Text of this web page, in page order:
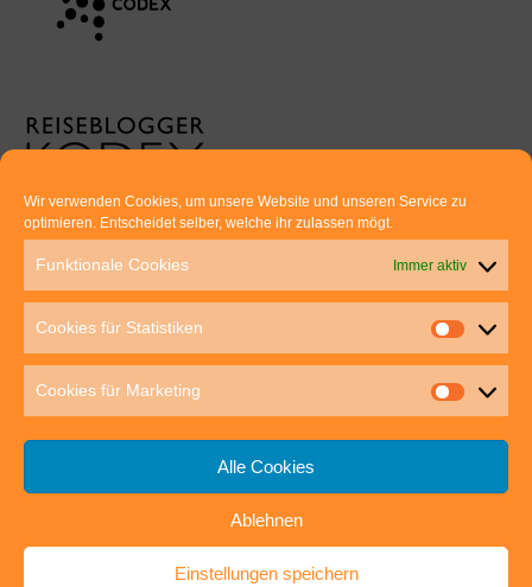
Wir verwenden Cookies, um unsere Website und unseren Service zu
optimieren. Entscheidet selber, welche ihr zulassen mögt.
Funktionale Cookies Immer aktiv
Cookies für Statistiken
Cookies für Marketing
Alle Cookies
Ablehnen
Einstellungen speichern
Euer direkter Draht zu uns:
Thomas Rathay und Silke Rommel
70563 Stuttgart
post@outdoor-hochgenuss.de
IMPRESSUM DATENSCHUTZ